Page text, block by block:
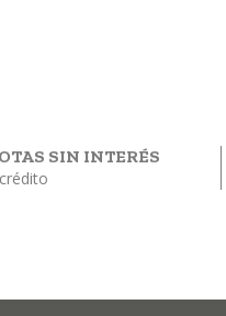
SIN INTERÉS